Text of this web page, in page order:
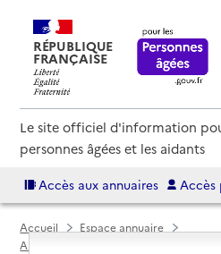
RÉPUBLIQUE
FRANÇAISE
Le site officiel d'information
personnes âgées et les aidants
Accès aux annuaires Accès
Accueil
Espace annuaire
Annuaire EHPAD et maisons de retraite